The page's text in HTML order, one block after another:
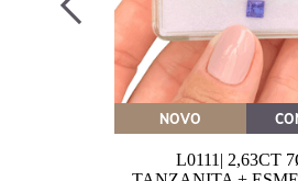
NOVO
L0111| 2,63CT